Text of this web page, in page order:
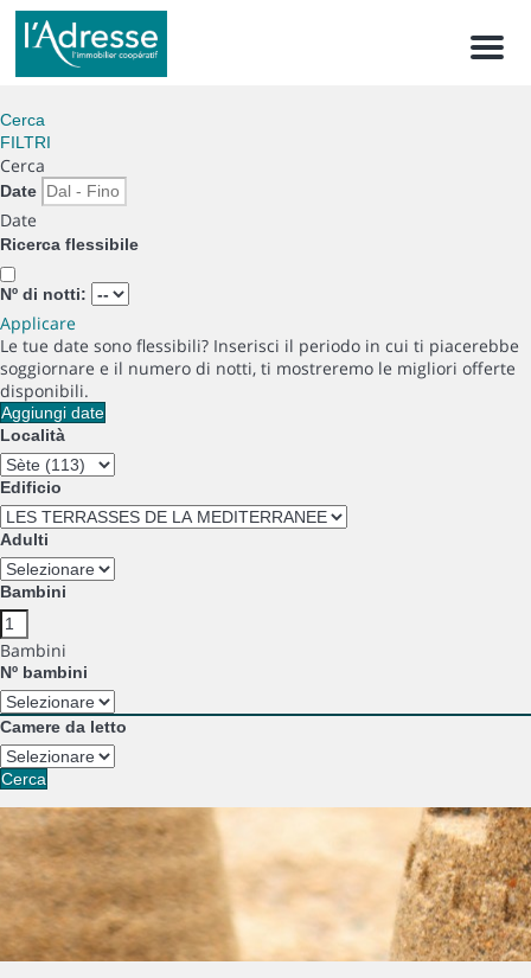
Menu
Cerca
FILTRI
Cerca
Date
Date
Ricerca flessibile
Nº di notti:
Applicare
Le tue date sono flessibili? Inserisci il periodo in cui ti piacerebbe
soggiornare e il numero di notti, ti mostreremo le migliori offerte
disponibili.
Aggiungi date
Località
Edificio
Adulti
Bambini
Bambini
Nº bambini
Camere da letto
Cerca